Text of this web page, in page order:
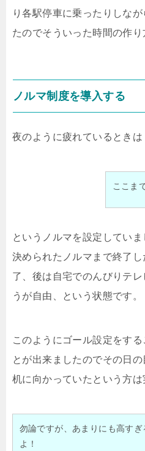
り各駅停車に乗ったりしな
たのでそういった時間の作り
ノルマ制度を導入する
夜のように疲れているときは
ここま
というノルマを設定していま
決められたノルマまで終了
了、後は自宅でのんびりテ
うが自由、という状態です。
このようにゴール設定をす
とが出来ましたのでその日
机に向かっていたという方は
勿論ですが、あまりにも高す
よ！